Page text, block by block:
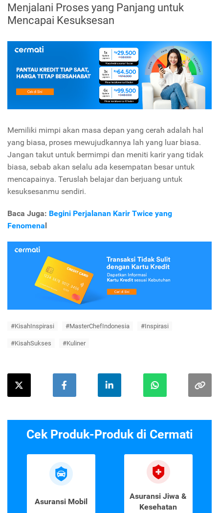
Menjalani Proses yang Panjang untuk
Mencapai Kesuksesan
Memiliki mimpi akan masa depan yang cerah adalah hal
yang biasa, proses mewujudkannya lah yang luar biasa.
Jangan takut untuk bermimpi dan meniti karir yang tidak
biasa, sebab akan selalu ada kesempatan besar untuk
mencapainya. Teruslah belajar dan berjuang untuk
kesuksesanmu sendiri.
Baca Juga: Begini Perjalanan Karir Twice yang
Fenomenal
#KisahInspirasi #MasterChefIndonesia #Inspirasi
#KisahSukses #Kuliner
Cek Produk-Produk di Cermati
Asuransi Mobil
Asuransi Jiwa &
Kesehatan